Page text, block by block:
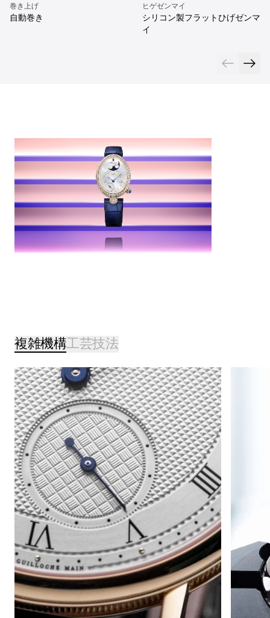
巻き上げ
自動巻き
ヒゲゼンマイ
シリコン製フラットひげゼンマ
イ
複雑機構工芸技法